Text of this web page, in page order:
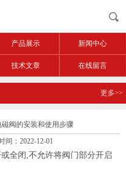
产品展示 新闻中心
技术文章 在线留言
更多>>
阀的安装和使用步骤
间：2022-12-01
闭,不允许将阀门部分开启